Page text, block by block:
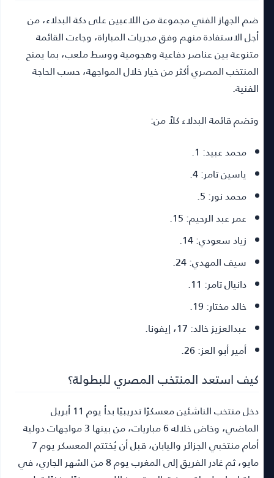
ضم الجهاز الفني مجموعة من اللاعبين على دكة البدلاء، من
أجل الاستفادة منهم وفق مجريات المباراة، وجاءت القائمة
متنوعة بين عناصر دفاعية وهجومية ووسط ملعب، بما يمنح
المنتخب المصري أكثر من خيار خلال المواجهة، حسب الحاجة
الفنية.
وتضم قائمة البدلاء كلاً من:
محمد عبيد:1.
ياسين تامر:4.
محمد نور:5.
عمر عبد الرحيم:15.
زياد سعودي:14.
سيف المهدي:24.
دانيال تامر:11.
خالد مختار:19.
عبدالعزيز خالد:17، إيفونا.
أمير أبو العز:26.
كيف استعد المنتخب المصري للبطولة؟
دخل منتخب الناشئين معسكرًا تدريبيًا بدأ يوم 11 أبريل
الماضي، وخاض خلاله 6 مباريات، من بينها 3 مواجهات دولية
أمام منتخبي الجزائر واليابان، قبل أن يُختتم المعسكر يوم 7
مايو، ثم غادر الفريق إلى المغرب يوم 8 من الشهر الجاري، في